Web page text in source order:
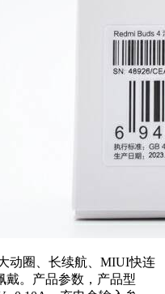
动圈、长续航、MIUI快连
戴。产品参数，产品型